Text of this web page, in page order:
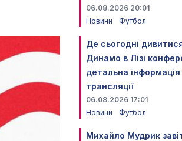
06.08.2026 20:01
Новини
Футбол
Де сьогодні
Динамо в Лізі
детальна інформація
трансляції
06.08.2026 17:01
Новини
Футбол
Михайло Мудрик